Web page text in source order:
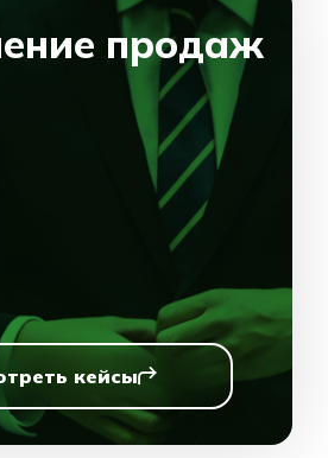
продаж
кейсы